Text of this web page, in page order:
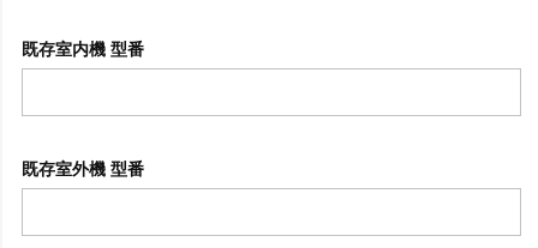
既存室内機 型番
既存室外機 型番